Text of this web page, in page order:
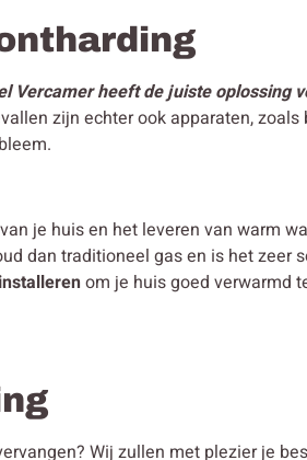
Vercamer heeft de juiste oplossing
zijn echter ook apparaten,
je huis en het leveren van warm
dan traditioneel gas en is het zeer
om je huis goed verwarmd
Wij zullen met plezier je